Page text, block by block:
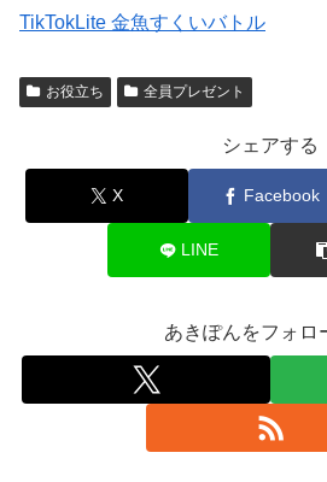
TikTokLite 金魚すくいバトル
お役立ち 全員プレゼント
シェアする
X Facebook
LINE
あきぽんをフォロ